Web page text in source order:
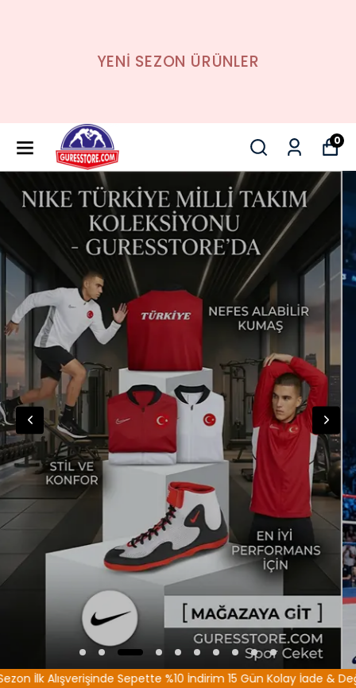
YENİ SEZON ÜRÜNLER
0
Sepette %10 İndirim 15 Gün Kolay İade & Değişim 1000 TL